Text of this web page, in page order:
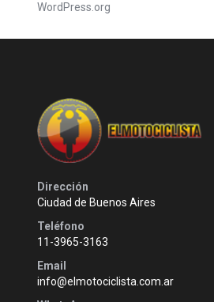
WordPress.org
Dirección
Ciudad de Buenos Aires
Teléfono
11-3965-3163
Email
info@elmotociclista.com.ar